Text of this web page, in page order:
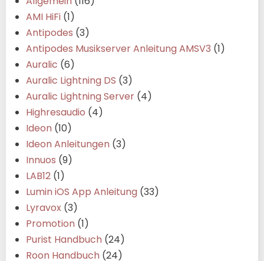
AMI HiFi (1)
Antipodes (3)
Antipodes Musikserver Anleitung AMSV3 (1)
Auralic (6)
Auralic Lightning DS (3)
Auralic Lightning Server (4)
Highresaudio (4)
Ideon (10)
Ideon Anleitungen (3)
Innuos (9)
LAB12 (1)
Lumin iOS App Anleitung (33)
Lyravox (3)
Promotion (1)
Purist Handbuch (24)
Roon Handbuch (24)